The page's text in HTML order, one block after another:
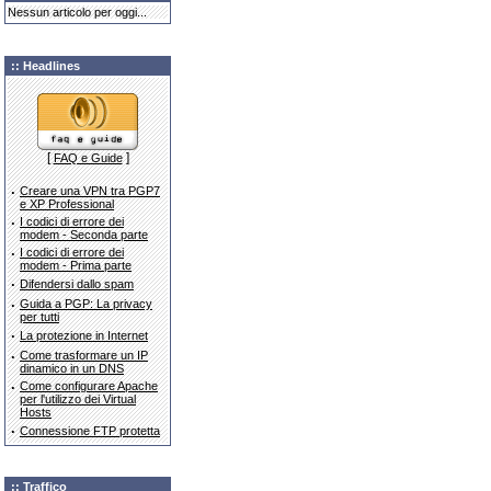
Nessun articolo per oggi...
:: Headlines
[FAQ e Guide]
· Creare una VPN tra PGP7
e XP Professional
· I codici di errore dei
modem - Seconda parte
· I codici di errore dei
modem - Prima parte
· Difendersi dallo spam
· Guida a PGP: La privacy
per tutti
· La protezione in Internet
· Come trasformare un IP
dinamico in un DNS
· Come configurare Apache
per l'utilizzo dei Virtual
Hosts
· Connessione FTP protetta
:: Traffico